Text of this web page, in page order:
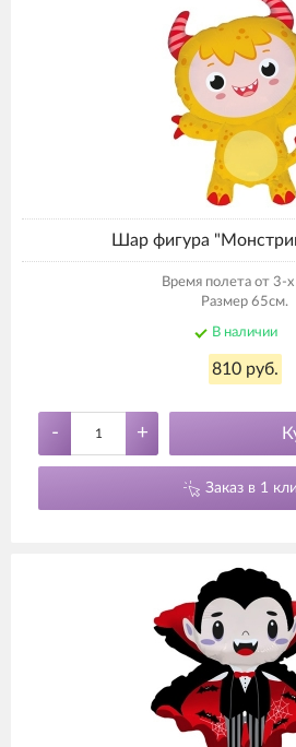
Шар фигура
Время полета от 3-
Размер 65см.
В наличии
810 руб.
- +
Заказ в 1